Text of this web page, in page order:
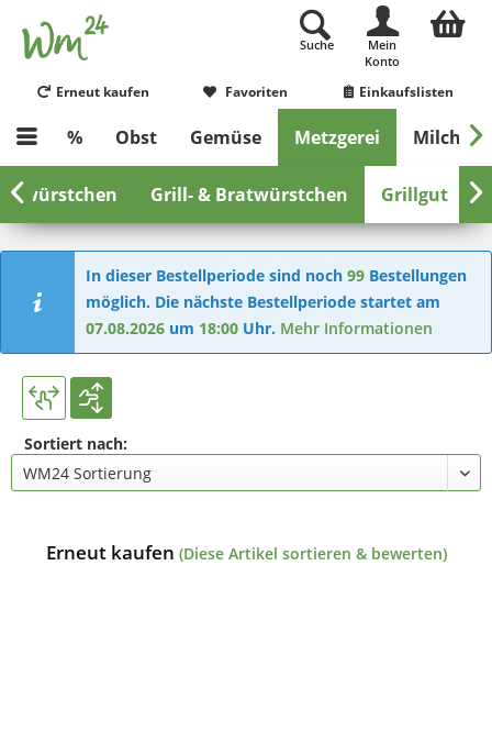
Suche
Mein
Konto
Erneut kaufen Favoriten Einkaufslisten
% Obst Gemüse Metzgerei Milch &
Grill- & Bratwürstchen Grillgut
 

In dieser Bestellperiode sind noch 99 Bestellungen
möglich. Die nächste Bestellperiode startet am
07.08.2026 um 18:00 Uhr. Mehr Informationen
Sortiert nach:
Erneut kaufen (Diese Artikel sortieren & bewerten)